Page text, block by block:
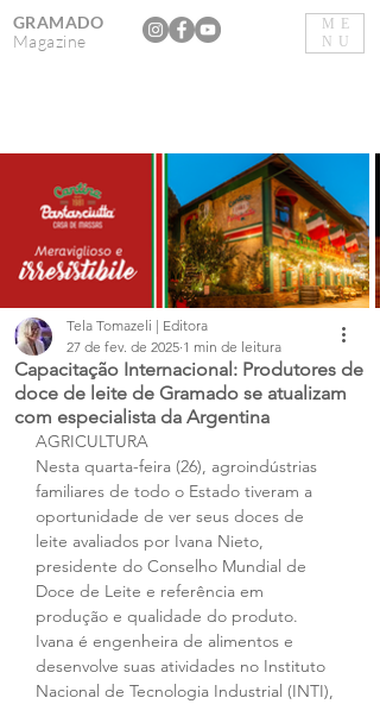
ME
NU
GRAMADO
Magazine
Capacitação Internacional: Produtores de
doce de leite de Gramado se atualizam
com especialista da Argentina
Tela Tomazeli | Editora
27 de fev. de 2025 1 min de leitura
AGRICULTURA
Nesta quarta-feira (26), agroindústrias
familiares de todo o Estado tiveram a
oportunidade de ver seus doces de
leite avaliados por Ivana Nieto,
presidente do Conselho Mundial de
Doce de Leite e referência em
produção e qualidade do produto.
Ivana é engenheira de alimentos e
desenvolve suas atividades no Instituto
Nacional de Tecnologia Industrial (INTI),